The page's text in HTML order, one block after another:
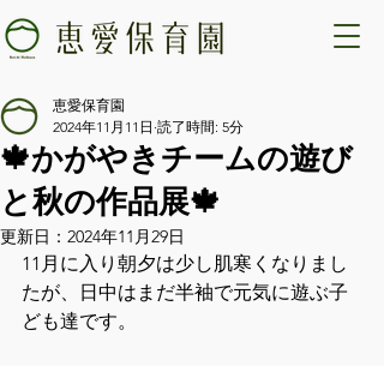
🍁かがやきチームの遊び
と秋の作品展🍁
恵愛保育園
2024年11月11日 読了時間: 5分
更新日： 2024年11月29日
11月に入り朝夕は少し肌寒くなりまし
たが、日中はまだ半袖で元気に遊ぶ子
ども達です。